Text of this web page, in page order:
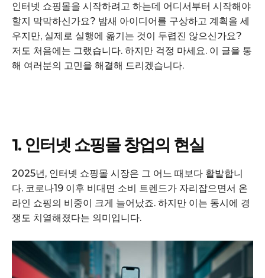
인터넷 쇼핑몰을 시작하려고 하는데 어디서부터 시작해야
할지 막막하신가요? 밤새 아이디어를 구상하고 계획을 세
우지만, 실제로 실행에 옮기는 것이 두렵진 않으신가요?
저도 처음에는 그랬습니다. 하지만 걱정 마세요. 이 글을 통
해 여러분의 고민을 해결해 드리겠습니다.
1. 인터넷 쇼핑몰 창업의 현실
2025년, 인터넷 쇼핑몰 시장은 그 어느 때보다 활발합니
다. 코로나19 이후 비대면 소비 트렌드가 자리잡으면서 온
라인 쇼핑의 비중이 크게 늘어났죠. 하지만 이는 동시에 경
쟁도 치열해졌다는 의미입니다.